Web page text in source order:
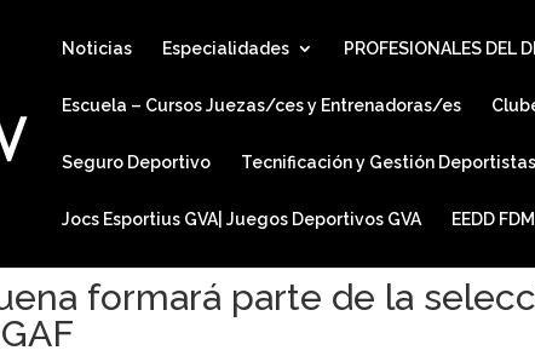
Noticias Especialidades PROFESIONALES DEL
Escuela – Cursos Juezas/ces y Entrenadoras/es
Seguro Deportivo Tecnificación y Gestión
Jocs Esportius GVA| Juegos Deportivos GVA EEDD
formará parte de la